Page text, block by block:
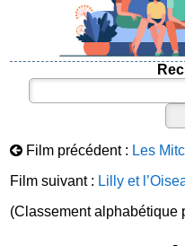
Film précédent : Les
Film suivant : Lilly et
(Classement alphabétique